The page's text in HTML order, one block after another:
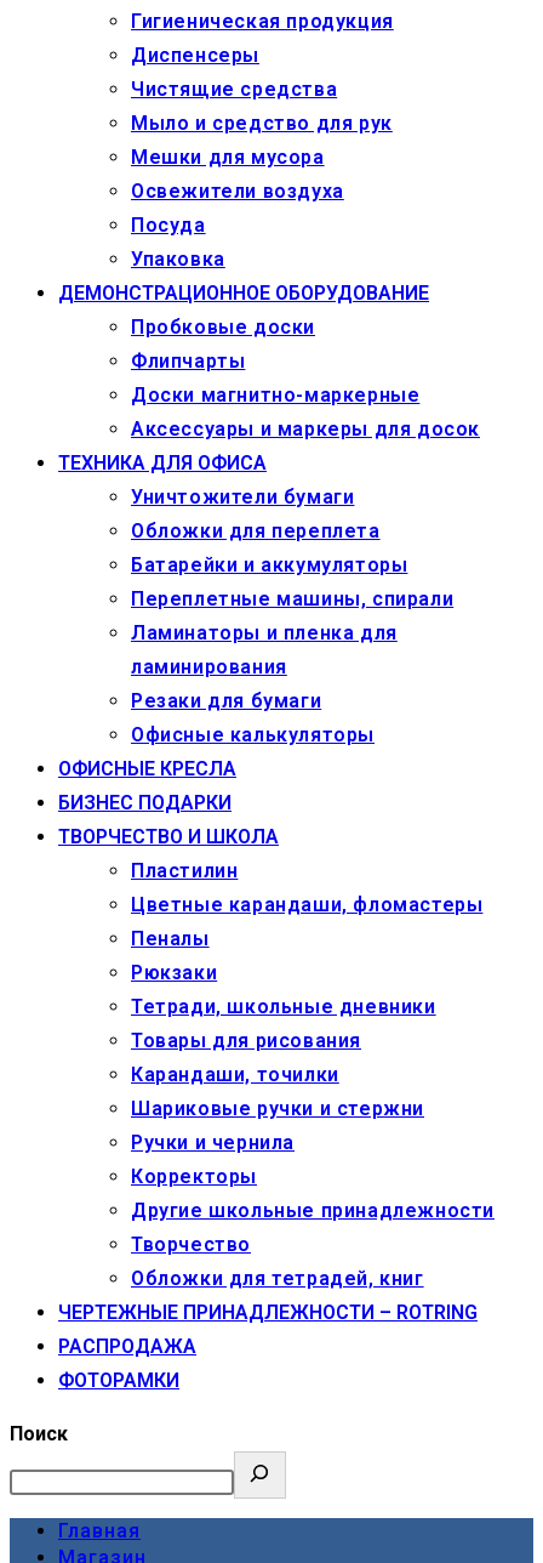
Гигиеническая продукция
Диспенсеры
Чистящие средства
Мыло и средство для рук
Мешки для мусора
Освежители воздуха
Посуда
Упаковка
ДЕМОНСТРАЦИОННОЕ ОБОРУДОВАНИЕ
Пробковые доски
Флипчарты
Доски магнитно-маркерные
Аксессуары и маркеры для досок
ТЕХНИКА ДЛЯ ОФИСА
Уничтожители бумаги
Обложки для переплета
Батарейки и аккумуляторы
Переплетные машины, спирали
Ламинаторы и пленка для
ламинирования
Резаки для бумаги
Офисные калькуляторы
ОФИСНЫЕ КРЕСЛА
БИЗНЕС ПОДАРКИ
ТВОРЧЕСТВО И ШКОЛА
Пластилин
Цветные карандаши, фломастеры
Пеналы
Рюкзаки
Тетради, школьные дневники
Товары для рисования
Карандаши, точилки
Шариковые ручки и стержни
Ручки и чернила
Корректоры
Другие школьные принадлежности
Творчество
Обложки для тетрадей, книг
ЧЕРТЕЖНЫЕ ПРИНАДЛЕЖНОСТИ – ROTRING
РАСПРОДАЖА
ФОТОРАМКИ
Поиск
Главная
Магазин